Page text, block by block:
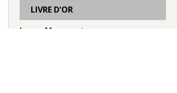
LIVRE D'OR
Laura Manusset